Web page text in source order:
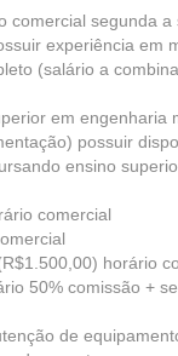
comercial segunda a
experiência em
(salário a
em
possuir
ensino
comercial
horário
50% comissão +
de